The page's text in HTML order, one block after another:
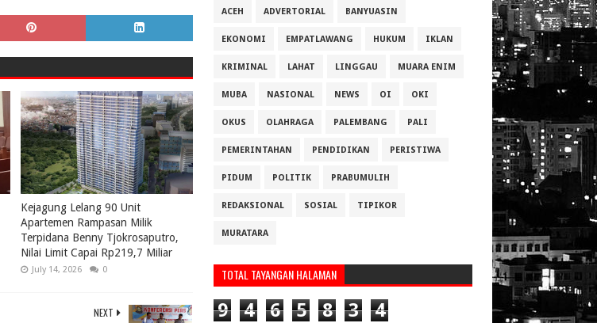
Kejagung Lelang 90 Unit
Apartemen Rampasan Milik
Terpidana Benny Tjokrosaputro,
Nilai Limit Capai Rp219,7 Miliar
July 14, 2026 0
NEXT
ACEH ADVERTORIAL BANYUASIN
EKONOMI EMPATLAWANG HUKUM IKLAN
KRIMINAL LAHAT LINGGAU MUARA ENIM
MUBA NASIONAL NEWS OI OKI
OKUS OLAHRAGA PALEMBANG PALI
PEMERINTAHAN PENDIDIKAN PERISTIWA
PIDUM POLITIK PRABUMULIH
REDAKSIONAL SOSIAL TIPIKOR
MURATARA
TOTAL TAYANGAN HALAMAN
9 4 6 5 8 3 4